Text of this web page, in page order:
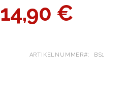
14,90 €
ARTIKELNUMMER BS1